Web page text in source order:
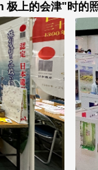
极上的会津"时的